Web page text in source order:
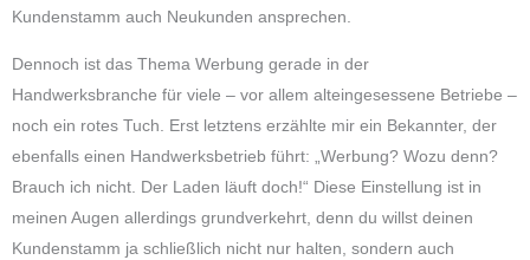
Kundenstamm auch Neukunden ansprechen.
Dennoch ist das Thema Werbung gerade in der
Handwerksbranche für viele – vor allem alteingesessene Betriebe –
noch ein rotes Tuch. Erst letztens erzählte mir ein Bekannter, der
ebenfalls einen Handwerksbetrieb führt: „Werbung? Wozu denn?
Brauch ich nicht. Der Laden läuft doch!“ Diese Einstellung ist in
meinen Augen allerdings grundverkehrt, denn du willst deinen
Kundenstamm ja schließlich nicht nur halten, sondern auch